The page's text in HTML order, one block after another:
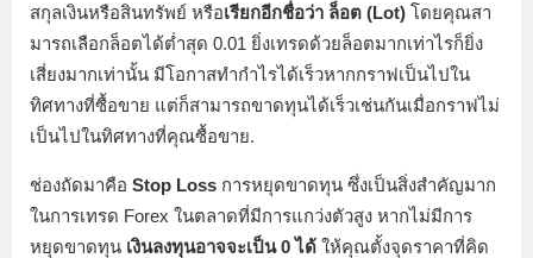
สกุลเงินหรือสินทรัพย์ หรือเรียกอีกชื่อว่า ล็อต (Lot) โดยคุณสา
มารถเลือกล็อตได้ต่ำสุด 0.01 ยิ่งเทรดด้วยล็อตมากเท่าไรก็ยิ่ง
เสี่ยงมากเท่านั้น มีโอกาสทำกำไรได้เร็วหากกราฟเป็นไปใน
ทิศทางที่ซื้อขาย แต่ก็สามารถขาดทุนได้เร็วเช่นกันเมื่อกราฟไม่
เป็นไปในทิศทางที่คุณซื้อขาย.
ช่องถัดมาคือ Stop Loss การหยุดขาดทุน ซึ่งเป็นสิ่งสำคัญมาก
ในการเทรด Forex ในตลาดที่มีการแกว่งตัวสูง หากไม่มีการ
หยุดขาดทุน เงินลงทุนอาจจะเป็น 0 ได้ ให้คุณตั้งจุดราคาที่คิด